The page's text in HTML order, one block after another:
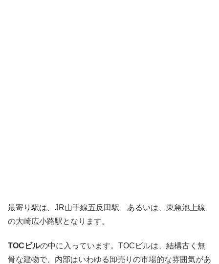
最寄り駅は、JR山手線五反田駅 あるいは、東急池上線
の大崎広小路駅となります。
TOCビルの中に入っています。TOCビルは、結構古く無
骨な建物で、内部はいわゆる卸売りの市場的な雰囲気があ